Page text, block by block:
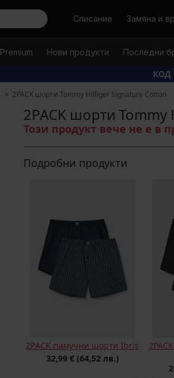
ТърсиСписание Замяна и
Premium Нови продукти Последни
КОД
2PACK шорти Tommy Hilfiger Signature Cotton
2PACK шорти
Този продукт вече не е в
Подробни продукти
2РACK памучни шорти Ibris
32,99 € (64,52 лв.)